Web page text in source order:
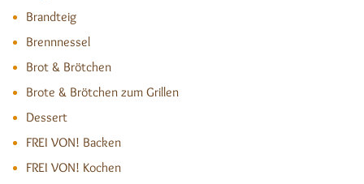
Brandteig
Brennnessel
Brot & Brötchen
Brote & Brötchen zum Grillen
Dessert
FREI VON! Backen
FREI VON! Kochen